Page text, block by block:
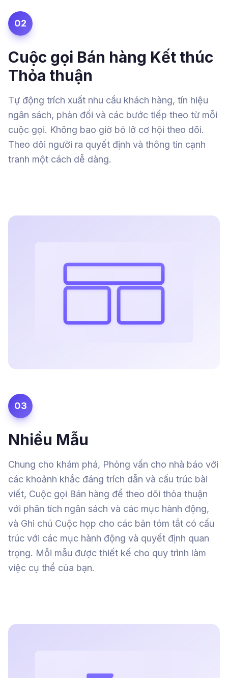
02
Cuộc gọi Bán hàng Kết thúc
Thỏa thuận
Tự động trích xuất nhu cầu khách hàng, tín hiệu
ngân sách, phản đối và các bước tiếp theo từ mỗi
cuộc gọi. Không bao giờ bỏ lỡ cơ hội theo dõi.
Theo dõi người ra quyết định và thông tin cạnh
tranh một cách dễ dàng.
03
Nhiều Mẫu
Chung cho khám phá, Phỏng vấn cho nhà báo với
các khoảnh khắc đáng trích dẫn và cấu trúc bài
viết, Cuộc gọi Bán hàng để theo dõi thỏa thuận
với phân tích ngân sách và các mục hành động,
và Ghi chú Cuộc họp cho các bản tóm tắt có cấu
trúc với các mục hành động và quyết định quan
trọng. Mỗi mẫu được thiết kế cho quy trình làm
việc cụ thể của bạn.